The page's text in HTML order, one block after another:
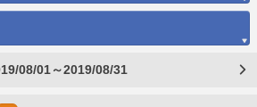
08/01～2019/08/31